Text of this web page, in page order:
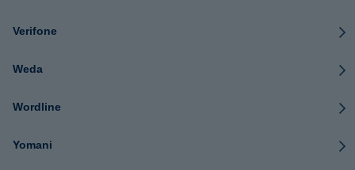
Verifone
Weda
Wordline
Yomani